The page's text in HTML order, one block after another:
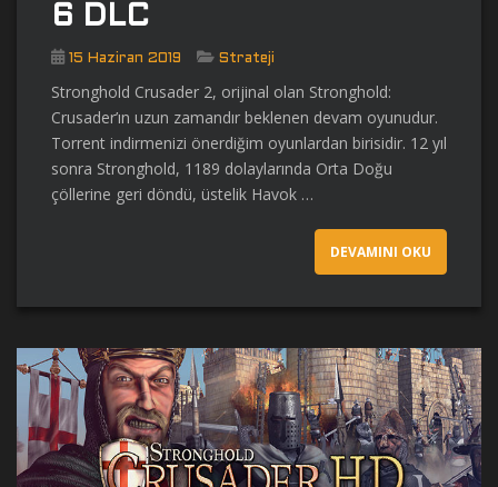
6 DLC
15 Haziran 2019 Strateji
Stronghold Crusader 2, orijinal olan Stronghold:
Crusader’ın uzun zamandır beklenen devam oyunudur.
Torrent indirmenizi önerdiğim oyunlardan birisidir. 12 yıl
sonra Stronghold, 1189 dolaylarında Orta Doğu
çöllerine geri döndü, üstelik Havok …
DEVAMINI OKU